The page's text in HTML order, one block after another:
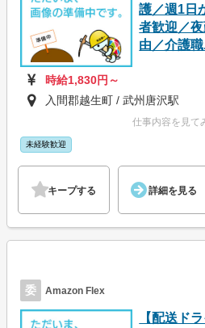
護／週1日
者歓迎／
由／介護職
時給1,830円～
入間郡越生町 / 武州唐沢駅
仕事内容を見て
未経験歓迎
キープする 詳細を見る
委 Amazon Flex
【配送ド